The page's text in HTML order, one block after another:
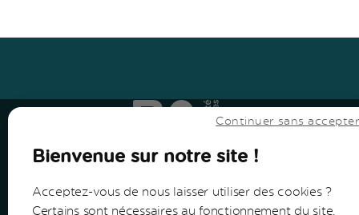
Continuer sans accepter
Bienvenue sur notre site !
Acceptez-vous de nous laisser utiliser des cookies ?
Certains sont nécessaires au fonctionnement du site,